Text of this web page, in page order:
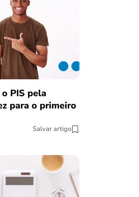
Achei muito rápido,
burocracia
PIS pela
para o primeiro
Salvar artigo